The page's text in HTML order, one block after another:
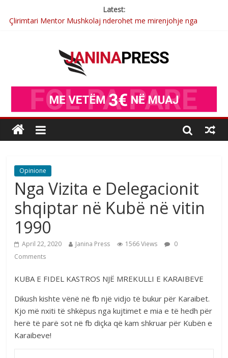
Latest:
Çlirimtari Mentor Mushkolaj nderohet me mirenjohje nga
Nga poetja atdhetare Kumrie Shala -BOLL MO
Nga Elmije Ajazi e nderuar
Brahim Çekaj njē veprimtar i respektuar i çeshtjës kombëtare
Opinione
Nga Vizita e Delegacionit
shqiptar në Kubë në vitin
1990
April 22, 2020 Janina Press 1566 Views
0
Comments
KUBA E FIDEL KASTROS NJË MREKULLI E KARAIBEVE
Dikush kishte vënë në fb një vidjo të bukur për Karaibet.
Kjo më nxiti të shkëpus nga kujtimet e mia e të hedh për
herë të parë sot në fb diçka që kam shkruar për Kubën e
Karaibeve!